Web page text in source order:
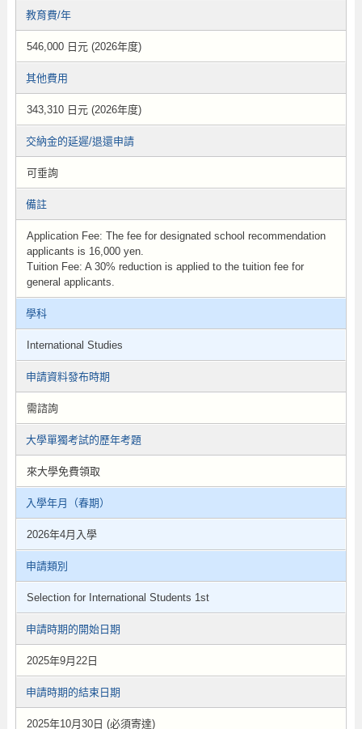
教育費/年
546,000 日元 (2026年度)
其他費用
343,310 日元 (2026年度)
交納金的延遲/退還申請
可垂詢
備註
Application Fee: The fee for designated school recommendation
applicants is 16,000 yen.
Tuition Fee: A 30% reduction is applied to the tuition fee for
general applicants.
學科
International Studies
申請資料發布時期
需諮詢
大學單獨考試的歷年考題
來大學免費領取
入學年月（春期）
2026年4月入學
申請類別
Selection for International Students 1st
申請時期的開始日期
2025年9月22日
申請時期的結束日期
2025年10月30日 (必須寄達)